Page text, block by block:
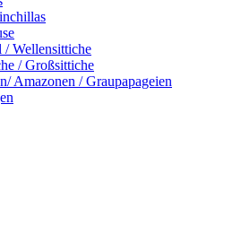
/ Wellensittiche
/ Großsittiche
Amazonen / Graupapageien